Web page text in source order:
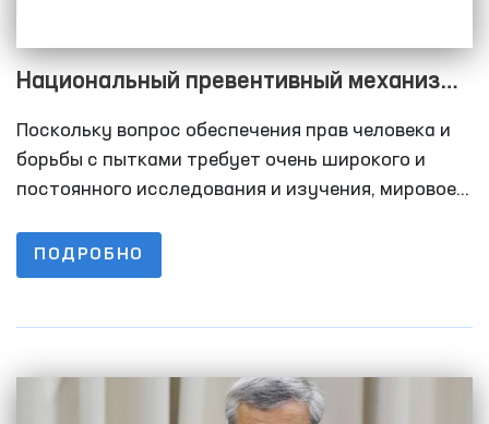
Национальный превентивный механизм
при Омбудсмане был усовершенствован
Поскольку вопрос обеспечения прав человека и
борьбы с пытками требует очень широкого и
постоянного исследования и изучения, мировое
борьбе с этим пороком и над разработкой
обязательных норм на международном уровне.
ПОДРОБНО